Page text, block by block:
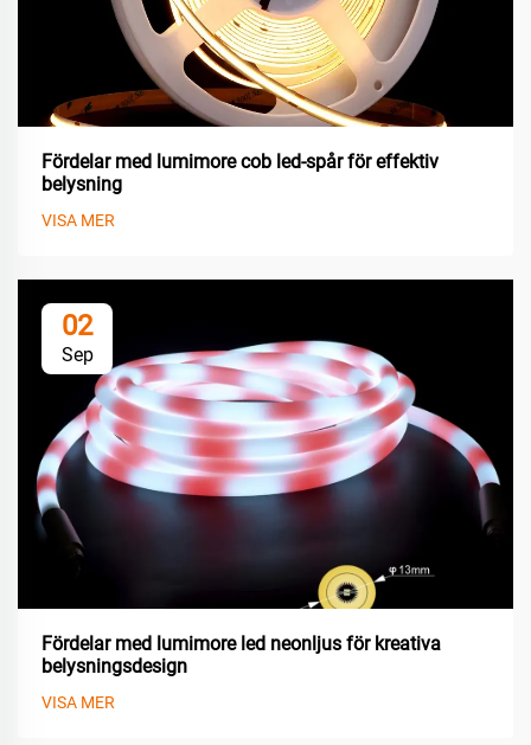
Fördelar med lumimore cob led-spår för effektiv
belysning
VISA MER
02
Sep
Fördelar med lumimore led neonljus för kreativa
belysningsdesign
VISA MER